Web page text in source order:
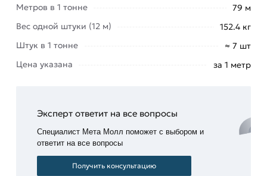
Наши профессиональные менеджеры
обработают заказ и свяжутся с Вами для
Данний товар от производителя Северсталь
обязательно).
Метров в 1 тонне
79 м
Вес одной штуки (12 м)
152.4 кг
Штук в 1 тонне
≈ 7 шт
Цена указана
за 1 метр
Эксперт ответит на все вопросы
Специалист Мета Молл поможет с выбором и
ответит на все вопросы
Получить консультацию